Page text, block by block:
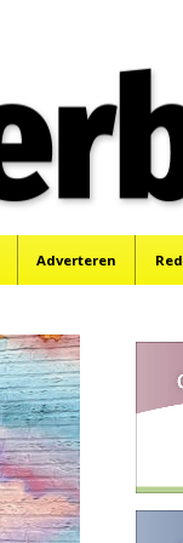
Adverteren